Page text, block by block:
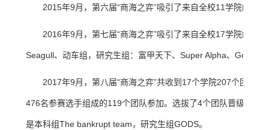
2015年9月，第六届“商海之弈”吸引了来自全校11学院的
2016年9月，第七届“商海之弈”吸引了来自全校17学院的
Seagull、动车组，研究生组：富甲天下、Super Alpha、
2017年9月，第八届“商海之弈”共收到17个学院207个团队
476名参赛选手组成的119个团队参加。选拔了4个团队晋级尖烽
是本科组The bankrupt team，研究生组GODS。